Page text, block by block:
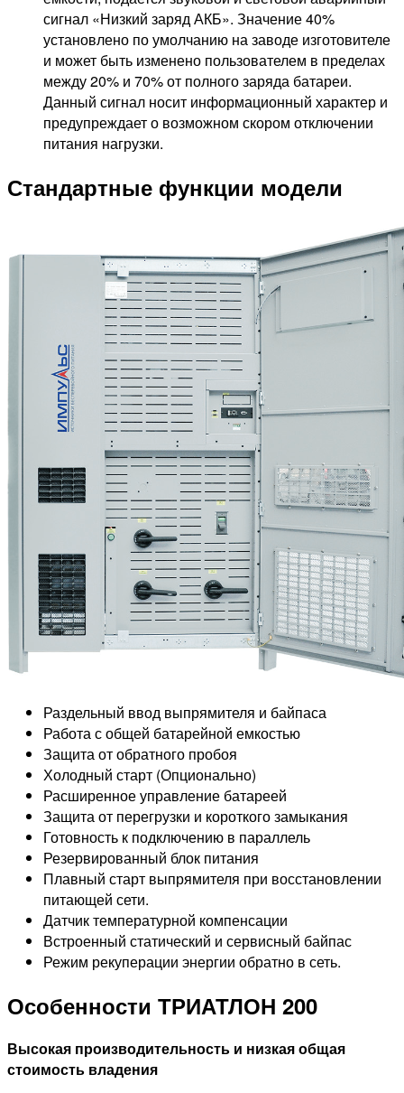
сигнал «Низкий заряд АКБ». Значение 40%
установлено по умолчанию на заводе изготовителе
и может быть изменено пользователем в пределах
между 20% и 70% от полного заряда батареи.
Данный сигнал носит информационный характер и
предупреждает о возможном скором отключении
питания нагрузки.
Стандартные функции модели
Раздельный ввод выпрямителя и байпаса
Работа с общей батарейной емкостью
Защита от обратного пробоя
Холодный старт (Опционально)
Расширенное управление батареей
Защита от перегрузки и короткого замыкания
Готовность к подключению в параллель
Резервированный блок питания
Плавный старт выпрямителя при восстановлении
питающей сети.
Датчик температурной компенсации
Встроенный статический и сервисный байпас
Режим рекуперации энергии обратно в сеть.
Особенности ТРИАТЛОН 200
Высокая производительность и низкая общая
стоимость владения